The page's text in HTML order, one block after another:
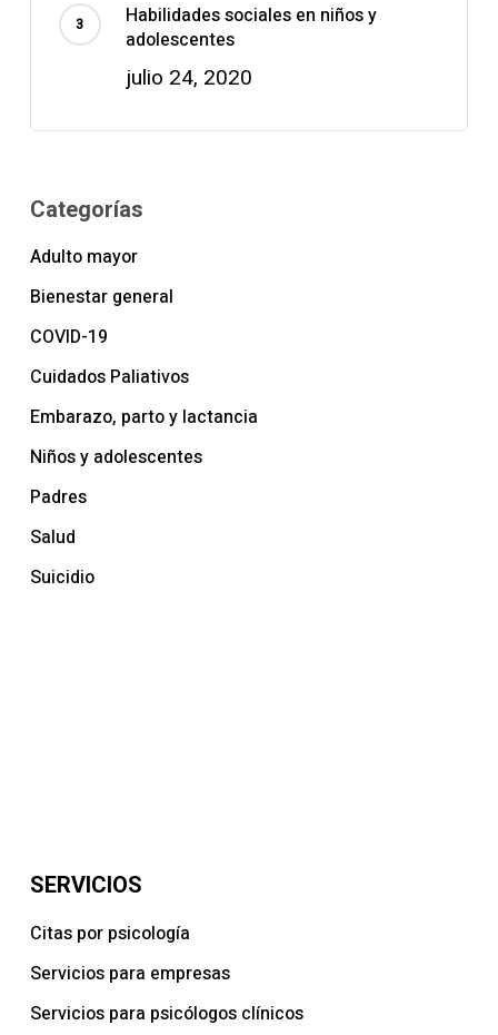
Habilidades sociales en niños y
adolescentes
julio 24, 2020
Categorías
Adulto mayor
Bienestar general
COVID-19
Cuidados Paliativos
Embarazo, parto y lactancia
Niños y adolescentes
Padres
Salud
Suicidio
SERVICIOS
Citas por psicología
Servicios para empresas
Servicios para psicólogos clínicos